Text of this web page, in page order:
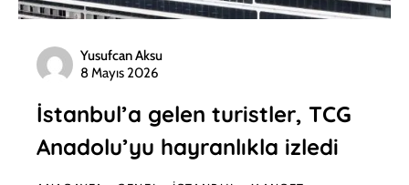
Yusufcan Aksu
8 Mayıs 2026
İstanbul’a gelen turistler, TCG
Anadolu’yu hayranlıkla izledi